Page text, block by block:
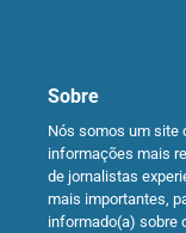
Sobre
Nós somos um site
informações mais
de jornalistas
mais importantes,
informado(a) sobre